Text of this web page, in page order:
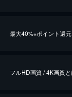
最大40%※ポイント還
フルHD画質 / 4K画質と